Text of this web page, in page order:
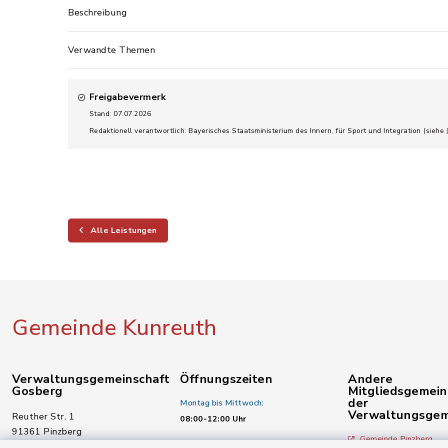
Beschreibung
Verwandte Themen
Freigabevermerk
Stand: 07.07.2026
Redaktionell verantwortlich: Bayerisches Staatsministerium des Innern, für Sport und Integration (siehe
Alle Leistungen
Gemeinde Kunreuth
Verwaltungsgemeinschaft
Gosberg
Reuther Str. 1
91361 Pinzberg
Öffnungszeiten
Montag bis Mittwoch:
08:00-12:00 Uhr
Donnerstag:
Andere
der
Gemeinde Pinzberg